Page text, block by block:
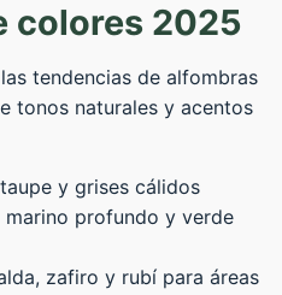
colores 2025
tendencias de alfombras
tonos naturales y acentos
y grises cálidos
marino profundo y verde
zafiro y rubí para áreas